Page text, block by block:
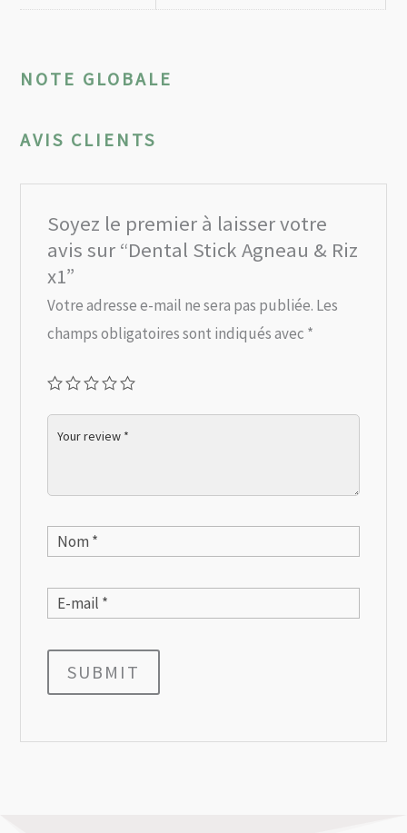
NOTE GLOBALE
AVIS CLIENTS
Soyez le premier à laisser votre
avis sur “Dental Stick Agneau & Riz
x1”
Votre adresse e-mail ne sera pas publiée. Les
champs obligatoires sont indiqués avec *
SUBMIT